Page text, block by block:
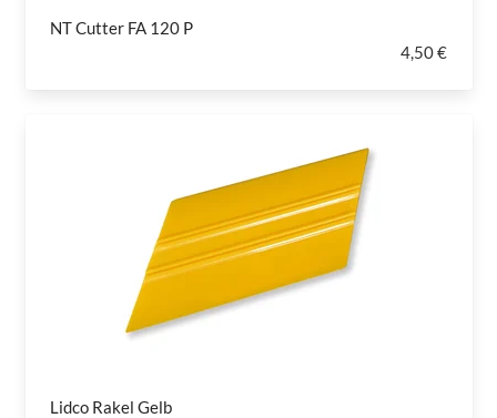
NT Cutter FA 120 P
4,50 €
Lidco Rakel Gelb